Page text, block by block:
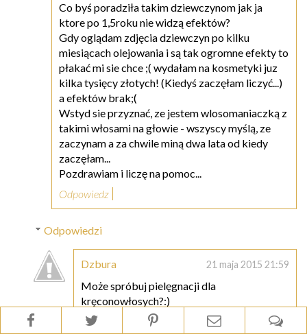
Co byś poradziła takim dziewczynom jak ja
ktore po 1,5roku nie widzą efektów?
Gdy oglądam zdjęcia dziewczyn po kilku
miesiącach olejowania i są tak ogromne efekty to
płakać mi sie chce ;( wydałam na kosmetyki juz
kilka tysięcy złotych! (Kiedyś zaczęłam liczyć...)
a efektów brak;(
Wstyd sie przyznać, ze jestem wlosomaniaczką z
takimi włosami na głowie - wszyscy myślą, ze
zaczynam a za chwile miną dwa lata od kiedy
zaczęłam...
Pozdrawiam i liczę na pomoc...
Odpowiedz
Odpowiedzi
Dzbura 21 maja 2015 21:59
Może spróbuj pielęgnacji dla
kręconowłosych?:)